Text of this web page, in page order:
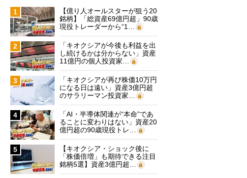
1
【億り人オールスターが狙う20
銘柄】「総資産69億円超」90歳
現役トレーダーから“1…
2
「キオクシアが今後も利益を出
し続けるかは分からない」資産
11億円の個人投資家…
3
「キオクシアが再び株価10万円
になる日は遠い」資産3億円超
のサラリーマン投資家…
4
「AI・半導体関連が“本命”であ
ることに変わりはない」資産20
億円超の90歳現役トレ…
5
【キオクシア・ショック後に
「株価倍増」も期待できる注目
銘柄5選】資産3億円超…